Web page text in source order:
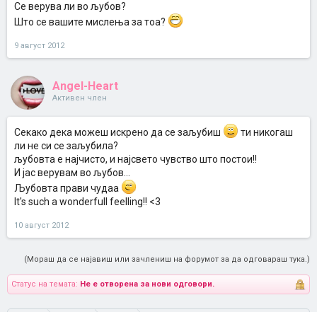
Се верува ли во љубов?
Што се вашите мислења за тоа?
9 август 2012
Angel-Heart
Активен член
Секако дека можеш искрено да се заљубиш
ти никогаш
ли не си се заљубила?
љубовта е најчисто, и најсвето чувство што постои!!
И јас верувам во љубов...
Љубовта прави чудаа
It's such a wonderfull feelling!! <3
10 август 2012
(Мораш да се најавиш или зачлениш на форумот за да одговараш тука.)
Статус на темата: Не е отворена за нови одговори.